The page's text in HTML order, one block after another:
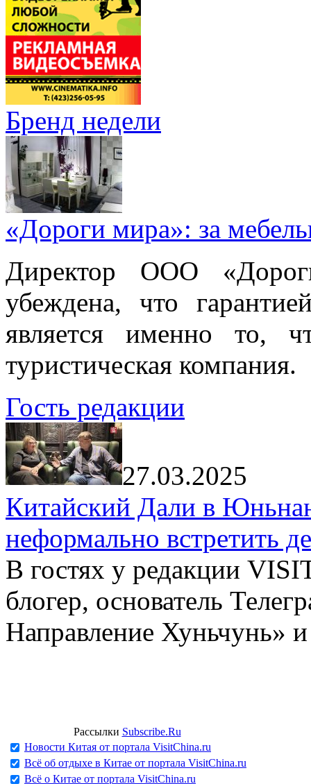
Бренд недели
«Дороги мира»: за
Директор ООО
убеждена, что
является именно то,
туристическая компания.
Гость редакции
27.03.2025
Китайский Дали в
неформально встретить
В гостях у редакции
блогер, основатель
Направление Хуньчунь»
Рассылки Subscribe.Ru
Новости Китая от портала VisitChina.ru
Всё об отдыхе в Китае от портала VisitChina.ru
Всё о Китае от портала VisitChina.ru